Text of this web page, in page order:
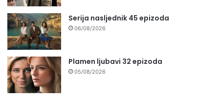
Serija nasljednik 45 epizoda
06/08/2026
Plamen ljubavi 32 epizoda
05/08/2026